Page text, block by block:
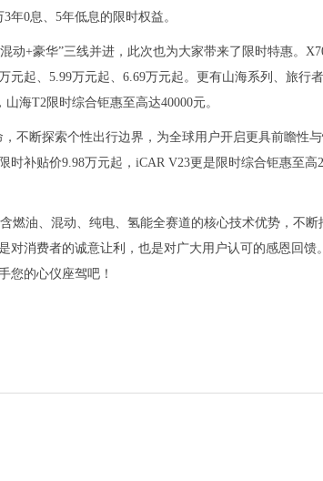
年0息、5年低息的限时权益。
动+豪华”三线并进，此次也为大家带来了限时特惠。
元起、5.99万元起、6.69万元起。更有山海系列、旅行
海T2限时综合钜惠至高达40000元。
不断探索个性出行边界，为全球用户开启更具前瞻性
时补贴价9.98万元起，iCAR V23更是限时综合钜惠至高
燃油、混动、纯电、氢能全赛道的核心技术优势，不断
对消费者的诚意让利，也是对广大用户认可的感恩回馈
您的心仪座驾吧！